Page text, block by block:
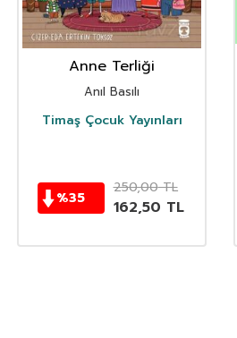
Anne Terliği
Anıl Basılı
Timaş Çocuk Yayınları
%35
250,00TL
162,50 TL